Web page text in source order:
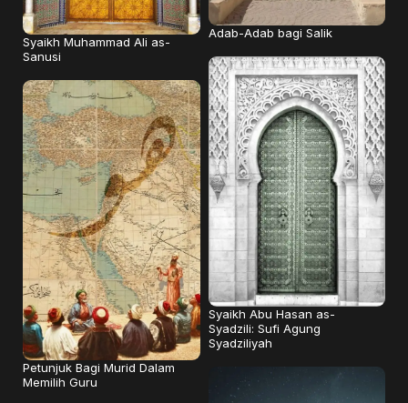
Syaikh Muhammad Ali as-
Sanusi
Adab-Adab bagi Salik
Petunjuk Bagi Murid Dalam
Memilih Guru
Syaikh Abu Hasan as-
Syadzili: Sufi Agung
Syadziliyah